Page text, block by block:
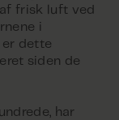
frisk luft ved
i
er dette
siden de
har